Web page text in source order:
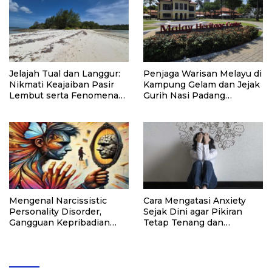
Jelajah Tual dan Langgur:
Nikmati Keajaiban Pasir
Lembut serta Fenomena
Penjaga Warisan Melayu di
Kampung Gelam dan Jejak
Gurih Nasi Padang
Mengenal Narcissistic
Personality Disorder,
Gangguan Kepribadian
Cara Mengatasi Anxiety
Sejak Dini agar Pikiran
Tetap Tenang dan